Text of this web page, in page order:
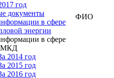
год
документы
в сфере
энергии
в сфере
МКД
2014 год
2015 год
2016 год
ФИО